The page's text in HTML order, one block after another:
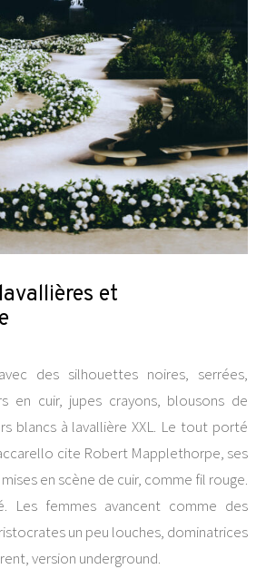
et
des silhouettes noires, serrées,
en cuir, jupes crayons, blousons de
blancs à lavallière XXL. Le tout porté
cite Robert Mapplethorpe, ses
en scène de cuir, comme fil rouge.
Les femmes avancent comme des
un peu louches, dominatrices
version underground.